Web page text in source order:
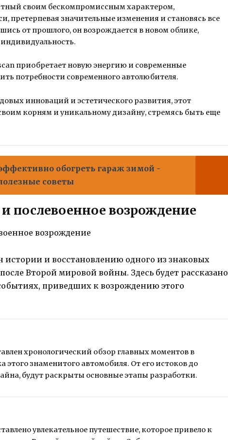
своим бескомпромиссным характером,
претерпевая значительные изменения и становясь все
от прошлого, он возрождается в новом облике,
приобретает новую энергию и современные
потребности современного автолюбителя.
инноваций и эстетического развития, этот
корням и уникальному дизайну, стремясь быть еще
обогреть гараж зимой -
советы
послевоенное возрождение
истории и восстановлению одного из знаковых
Второй мировой войны. Здесь будет рассказано
приведших к возрождению этого
хронологический обзор главных моментов в
этого знаменитого автомобиля. От его истоков до
будут раскрыты основные этапы разработки.
увлекательное путешествие, которое привело к